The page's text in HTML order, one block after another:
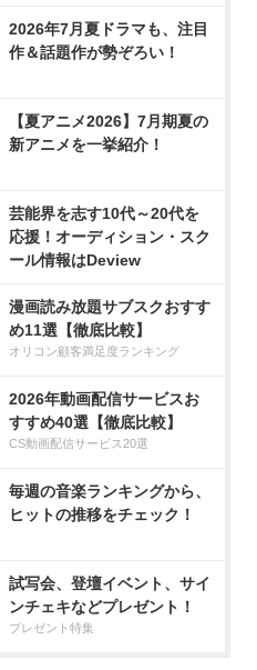
2026年7月夏ドラマも、注目
作＆話題作が勢ぞろい！
【夏アニメ2026】7月期夏の
新アニメを一挙紹介！
芸能界を志す10代～20代を
応援！オーディション・スク
ール情報はDeview
漫画読み放題サブスクおすす
め11選【徹底比較】
オリコン顧客満足度ランキング
2026年動画配信サービスお
すすめ40選【徹底比較】
CS動画配信サービス20選
毎週の音楽ランキングから、
ヒットの推移をチェック！
試写会、登壇イベント、サイ
ンチェキなどプレゼント！
プレゼント特集